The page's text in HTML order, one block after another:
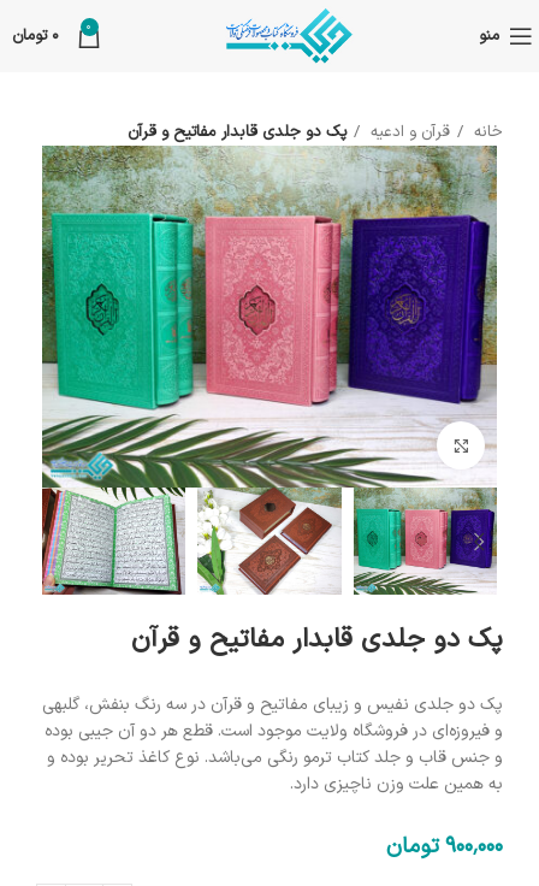
منو 0
0 تومان
خانه قرآن و ادعیه پک دو جلدی قابدار مفاتیح و قرآن
بزرگنمایی تصویر
پک دو جلدی قابدار مفاتیح و قرآن
پک دو جلدی نفیس و زیبای مفاتیح و قرآن در سه رنگ بنفش، گلبهی
و فیروزه‌ای در فروشگاه ولایت موجود است. قطع هر دو آن جیبی بوده
و جنس قاب و جلد کتاب ترمو رنگی می‌باشد. نوع کاغذ تحریر بوده و
به همین علت وزن ناچیزی دارد.
900٬000تومان